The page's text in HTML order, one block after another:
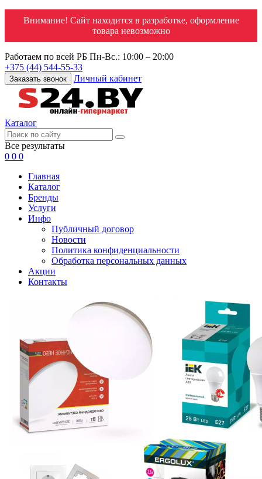
Внимание! Сайт находится в разработке, оформление
товара невозможно
Работаем по всей РБ Пн-Вс.: 10:00 – 20:00
+375 (44) 544-55-33
Заказать звонок Личный кабинет
Каталог
Все результаты
0 0 0
Главная
Каталог
Бренды
Услуги
Инфо
Публичный договор
Новости
Политика конфиденциальности
Обработка персональных данных
Акции
Контакты